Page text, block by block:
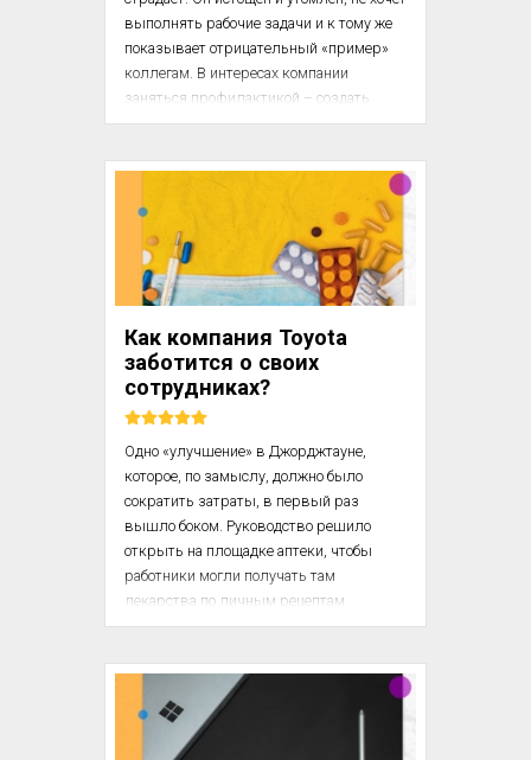
выполнять рабочие задачи и к тому же
показывает отрицательный «пример»
коллегам. В интересах компании
заняться профилактикой – создать
такую систему и такие условия, где
минимуму. В этой статье – 6 решений,
Автор статьи: Александр Щербаков,
провизор, кандидат биологических наук,
научный сотрудник ФБУН ЦНИИ
Автор книги «Избежать выгорания».
Самое р...
Как компания Toyota
заботится о своих
сотрудниках?
Одно «улучшение» в Джорджтауне,
которое, по замыслу, должно было
сократить затраты, в первый раз
вышло боком. Руководство решило
открыть на площадке аптеки, чтобы
работники могли получать там
лекарства по личным рецептам.
Казалось, что эта идея позволит
члены команды сразу же отреагировали
отрицательно. В данном случае
руководство прислушалось к ним
недостаточно внимательно. Пит Гриттон,